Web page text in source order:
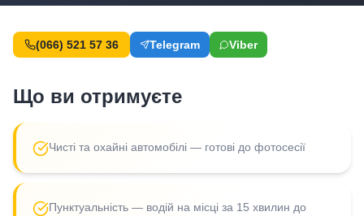
(066) 521 57 36 Telegram Viber
Що ви отримуєте
Чисті та охайні автомобілі — готові до фотосесії
Пунктуальність — водій на місці за 15 хвилин до